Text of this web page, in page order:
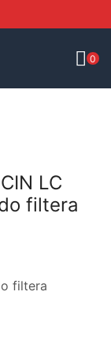
0
LC
filtera
filtera